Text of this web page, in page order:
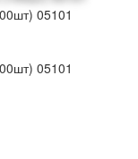
05101
05101